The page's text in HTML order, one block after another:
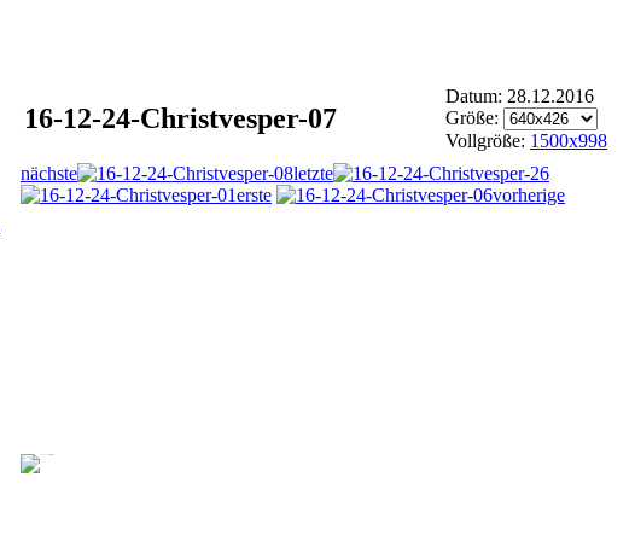
16-12-24-Christvesper-07
Datum: 28.12.2016
Größe:
Vollgröße: 1500x998
nächste
letzte
erste
vorherige